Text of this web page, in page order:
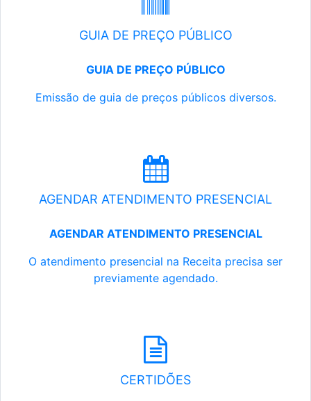
GUIA DE PREÇO PÚBLICO
GUIA DE PREÇO PÚBLICO
Emissão de guia de preços públicos diversos.
AGENDAR ATENDIMENTO PRESENCIAL
AGENDAR ATENDIMENTO PRESENCIAL
O atendimento presencial na Receita precisa ser
previamente agendado.
CERTIDÕES